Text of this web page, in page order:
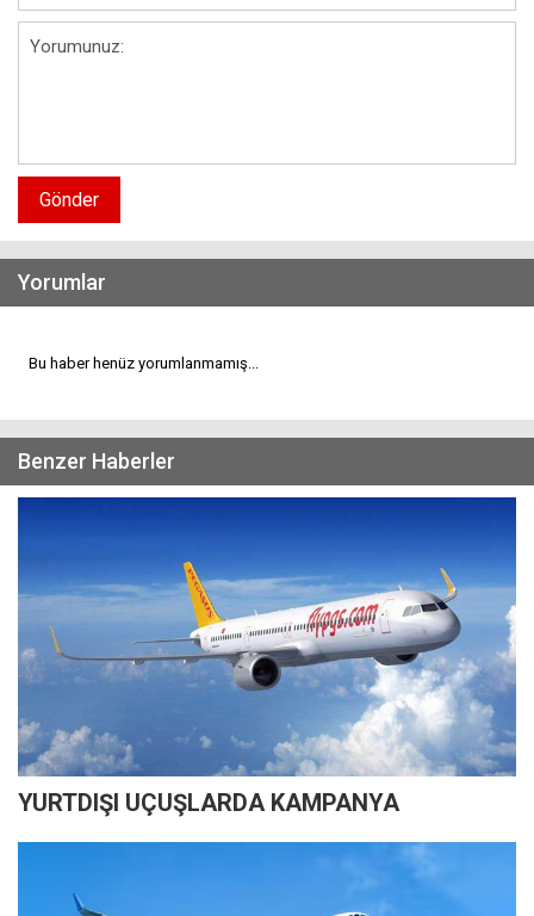
Gönder
Yorumlar
Bu haber henüz yorumlanmamış...
Benzer Haberler
YURTDIŞI UÇUŞLARDA KAMPANYA